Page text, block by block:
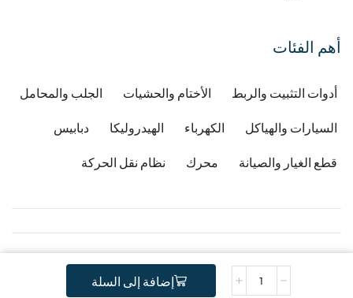
إضافة إلى السلة
أهم الفئات
أدوات التثبيت والربط الأختام والحشيات الجلب والمحامل
السيارات والهياكل الكهرباء الهيدروليكا دبابيس
قطع الغيار والصيانة محرك نظام نقل الحركة
Copyright © 2026Developped by Djafri idir
Copyright Gstractor
.